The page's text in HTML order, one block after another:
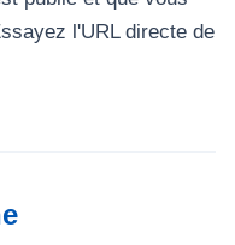
l'URL directe de